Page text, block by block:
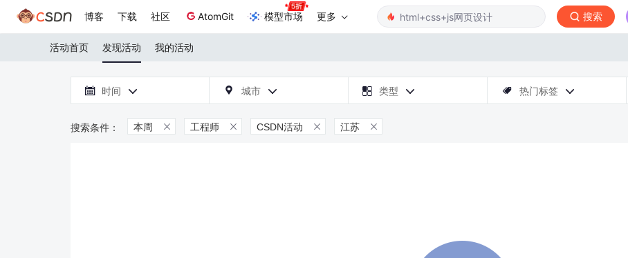
博客 下载 社区 AtomGit 模型市场 更多 搜索
活动首页 发现活动 我的活动
 时间   城市   类型   热门标签 
本周  工程师  CSDN活动  江苏 